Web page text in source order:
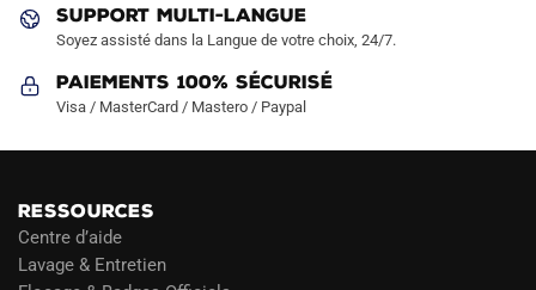
produit
SUPPORT MULTI-LANGUE
Soyez assisté dans la Langue de votre choix, 24/7.
Paiements 100% Sécurisé
Visa / MasterCard / Mastero / Paypal
RESSOURCES
Centre d’aide
Lavage & Entretien